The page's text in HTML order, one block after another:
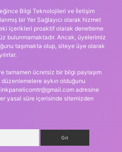
Bilgi Teknolojileri ve İletişim
bir Yer Sağlayıcı olarak hizmet
içerikleri proaktif olarak denetleme
bulunmamaktadır. Ancak, üyelerimiz
taşımakta olup, siteye üye olarak
tamamen ücretsiz bir bilgi paylaşım
aykırı olduğunu
adresine
yasal süre içerisinde sitemizden